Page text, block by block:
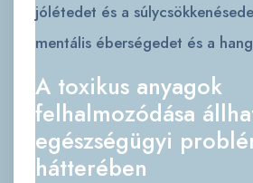
jólétedet és a
mentális éberségedet és a
A toxikus anyagok
felhalmozódása
egészségügyi
hátterében